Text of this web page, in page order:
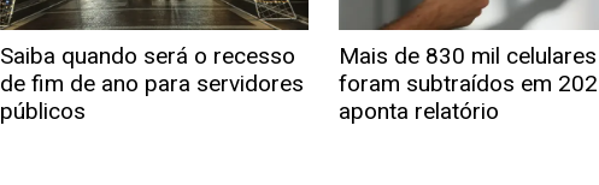
Saiba quando será o recesso
de fim de ano para servidores
públicos
Mais de 830 mil celulares
foram subtraídos em
aponta relatório